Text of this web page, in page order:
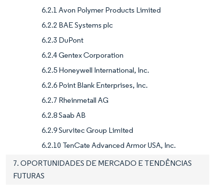
6.2.1 Avon Polymer Products Limited
6.2.2 BAE Systems plc
6.2.3 DuPont
6.2.4 Gentex Corporation
6.2.5 Honeywell International, Inc.
6.2.6 Point Blank Enterprises, Inc.
6.2.7 Rheinmetall AG
6.2.8 Saab AB
6.2.9 Survitec Group Limited
6.2.10 TenCate Advanced Armor USA, Inc.
7. OPORTUNIDADES DE MERCADO E TENDÊNCIAS
FUTURAS